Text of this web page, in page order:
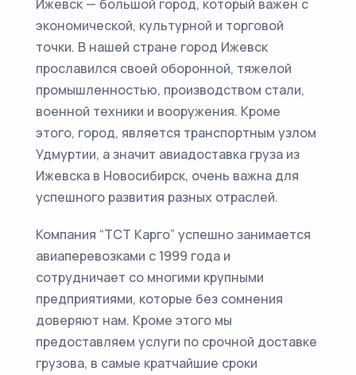
Ижевск — большой город, который важен с
экономической, культурной и торговой
точки. В нашей стране город Ижевск
прославился своей оборонной, тяжелой
промышленностью, производством стали,
военной техники и вооружения. Кроме
этого, город, является транспортным узлом
Удмуртии, а значит авиадоставка груза из
Ижевска в Новосибирск, очень важна для
успешного развития разных отраслей.
Компания “ТСТ Карго” успешно занимается
авиаперевозками с 1999 года и
сотрудничает со многими крупными
предприятиями, которые без сомнения
доверяют нам. Кроме этого мы
предоставляем услуги по срочной доставке
грузова, в самые кратчайшие сроки